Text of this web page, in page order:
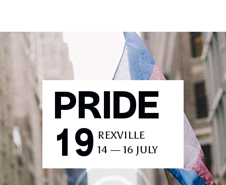
PRIDE
19 REXVILLE
14 — 16 JULY